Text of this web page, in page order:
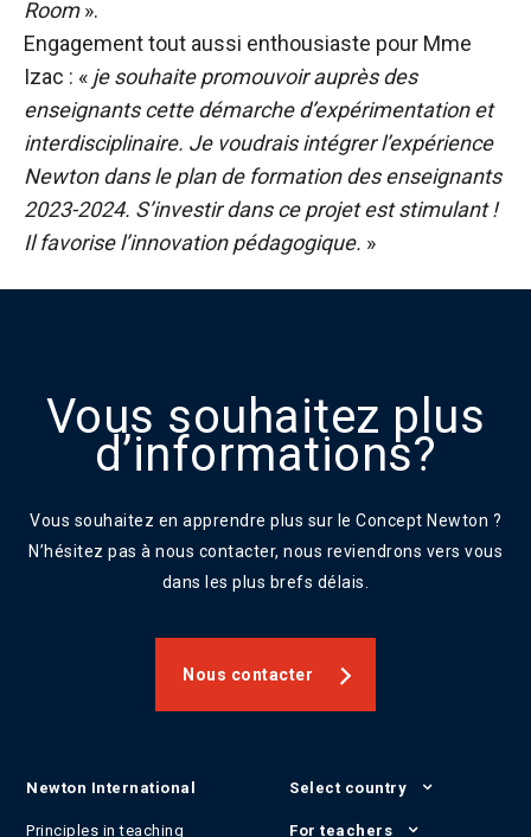
Room».
Engagement tout aussi enthousiaste pour Mme
Izac : « je souhaite promouvoir auprès des
enseignants cette démarche d’expérimentation et
interdisciplinaire. Je voudrais intégrer l’expérience
Newton dans le plan de formation des enseignants
2023-2024. S’investir dans ce projet est stimulant !
Il favorise l’innovation pédagogique. »
Vous souhaitez plus
d’informations?
Vous souhaitez en apprendre plus sur le Concept Newton ?
N’hésitez pas à nous contacter, nous reviendrons vers vous
dans les plus brefs délais.
Nous contacter
Newton International
Principles in teaching
Select country
For teachers